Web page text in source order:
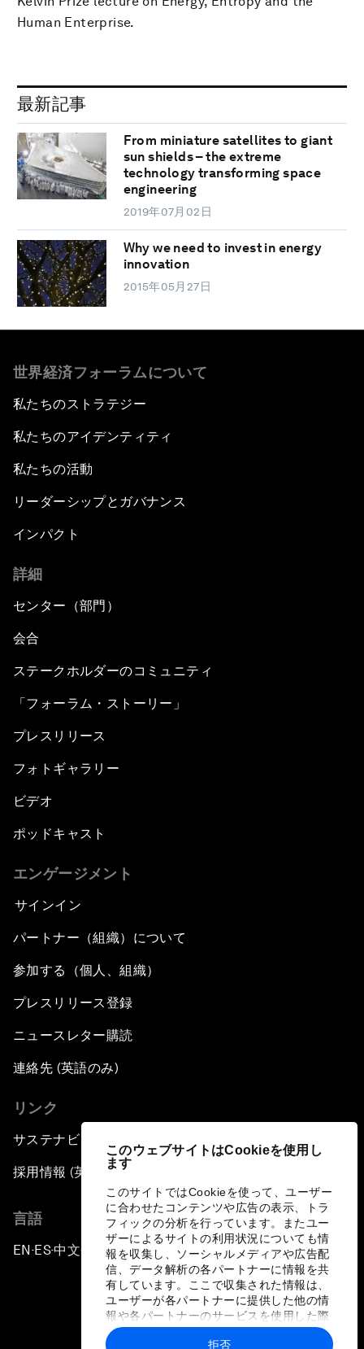
このウェブサイトはCookieを使用し
ます
このサイトではCookieを使って、ユーザー
に合わせたコンテンツや広告の表示、トラ
フィックの分析を行っています。またユー
ザーによるサイトの利用状況についても情
報を収集し、ソーシャルメディアや広告配
信、データ解析の各パートナーに情報を共
有しています。ここで収集された情報は、
ユーザーが各パートナーに提供した他の情
報や各パートナーのサービスを使用した際
に収集された情報と組み合わされ、各パー
拒否
Human Enterprise.
最新記事
From miniature satellites to giant
sun shields – the extreme
technology transforming space
engineering
2019年07月02日
Why we need to invest in energy
innovation
2015年05月27日
世界経済フォーラムについて
私たちのストラテジー
私たちのアイデンティティ
私たちの活動
リーダーシップとガバナンス
インパクト
詳細
センター（部門）
会合
ステークホルダーのコミュニティ
「フォーラム・ストーリー」
プレスリリース
フォトギャラリー
ビデオ
ポッドキャスト
エンゲージメント
サインイン
パートナー（組織）について
参加する（個人、組織）
プレスリリース登録
ニュースレター購読
連絡先 (英語のみ)
リンク
サステナビリティへの取り組み
採用情報 (英語のみ)
言語
EN ▪ES▪中文▪ 日本語